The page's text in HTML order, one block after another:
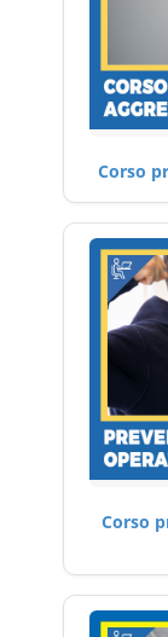
Corso
Corso